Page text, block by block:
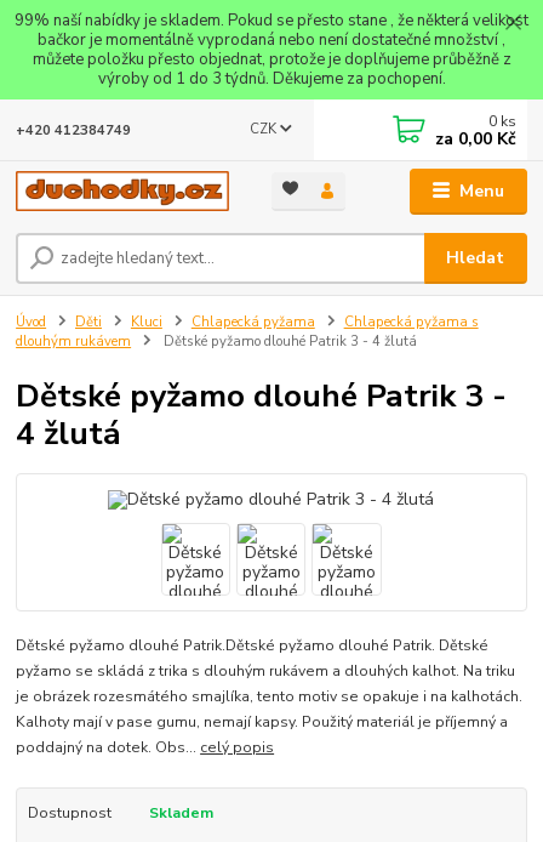
99% naší nabídky je skladem. Pokud se přesto stane , že některá velikost
bačkor je momentálně vyprodaná nebo není dostatečné množství ,
můžete položku přesto objednat, protože je doplňujeme průběžně z
výroby od 1 do 3 týdnů. Děkujeme za pochopení.
Menu
CZK
Hledat
+420 412384749 0 ks
za 0,00 Kč
Úvod Děti Kluci Chlapecká pyžama
Chlapecká pyžama s
dlouhým rukávem
Dětské pyžamo dlouhé Patrik 3 - 4 žlutá
Dětské pyžamo dlouhé Patrik 3 -
4 žlutá
Dětské pyžamo dlouhé Patrik.Dětské pyžamo dlouhé Patrik. Dětské
pyžamo se skládá z trika s dlouhým rukávem a dlouhých kalhot. Na triku
je obrázek rozesmátého smajlíka, tento motiv se opakuje i na kalhotách.
Kalhoty mají v pase gumu, nemají kapsy. Použitý materiál je příjemný a
poddajný na dotek. Obs... celý popis
Dostupnost Skladem